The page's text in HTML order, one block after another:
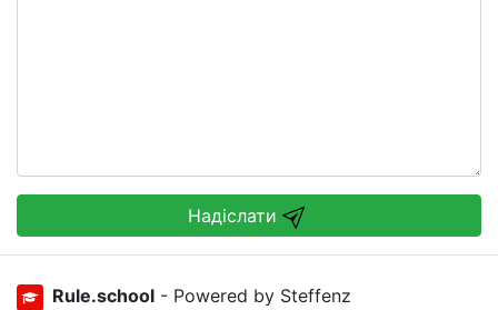
Надіслати
Rule.school - Powered by Steffenz